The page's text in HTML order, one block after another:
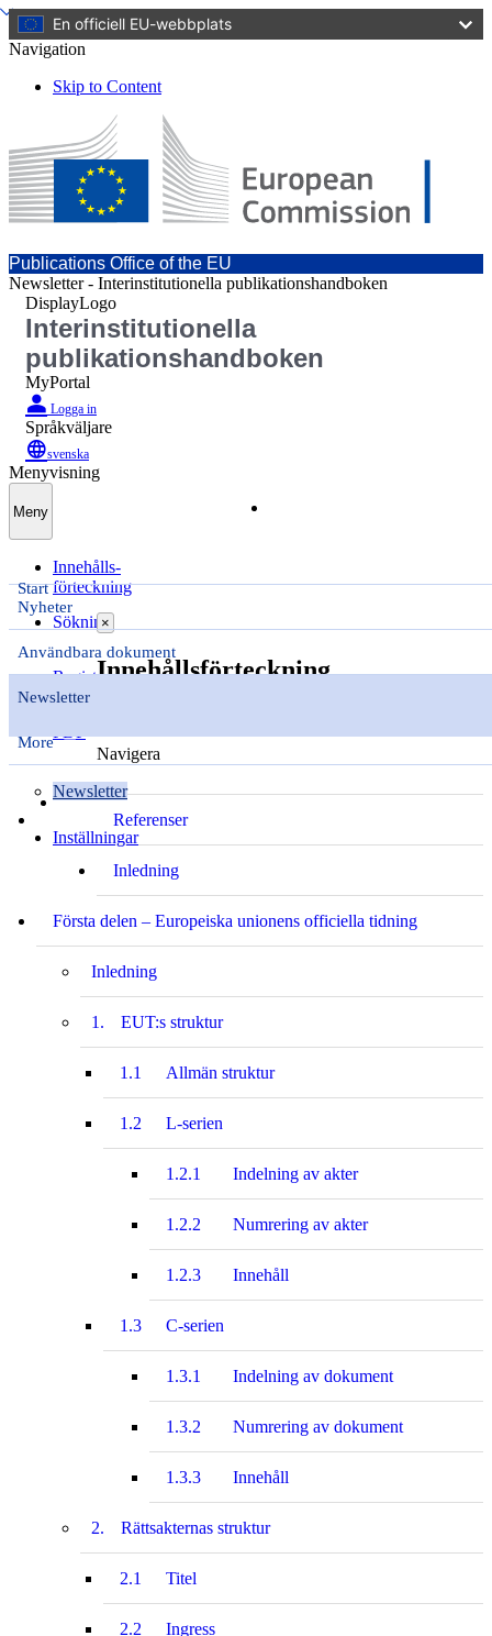
En officiell EU-webbplats
Navigation
Skip to Content
Publications Office of the EU
Newsletter - Interinstitutionella publikationshandboken
DisplayLogo
Interinstitutionella
publikationshandboken
MyPortal
Logga in
Språkväljare
svenska
Menyvisning
Meny
Start
Nyheter
Användbara dokument
Newsletter
More
Newsletter
Innehålls­
förteckning
Sökning
Register
Inställningar
×
Innehålls­förteckning
Navigera
Referenser
Inledning
Första delen – Europeiska unionens officiella tidning
Inledning
1. EUT:s struktur
1.1 Allmän struktur
1.2 L-serien
1.2.1 Indelning av akter
1.2.2 Numrering av akter
1.2.3 Innehåll
1.3 C-serien
1.3.1 Indelning av dokument
1.3.2 Numrering av dokument
1.3.3 Innehåll
2. Rättsakternas struktur
2.1 Titel
2.2 Ingress